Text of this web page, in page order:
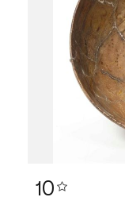
10